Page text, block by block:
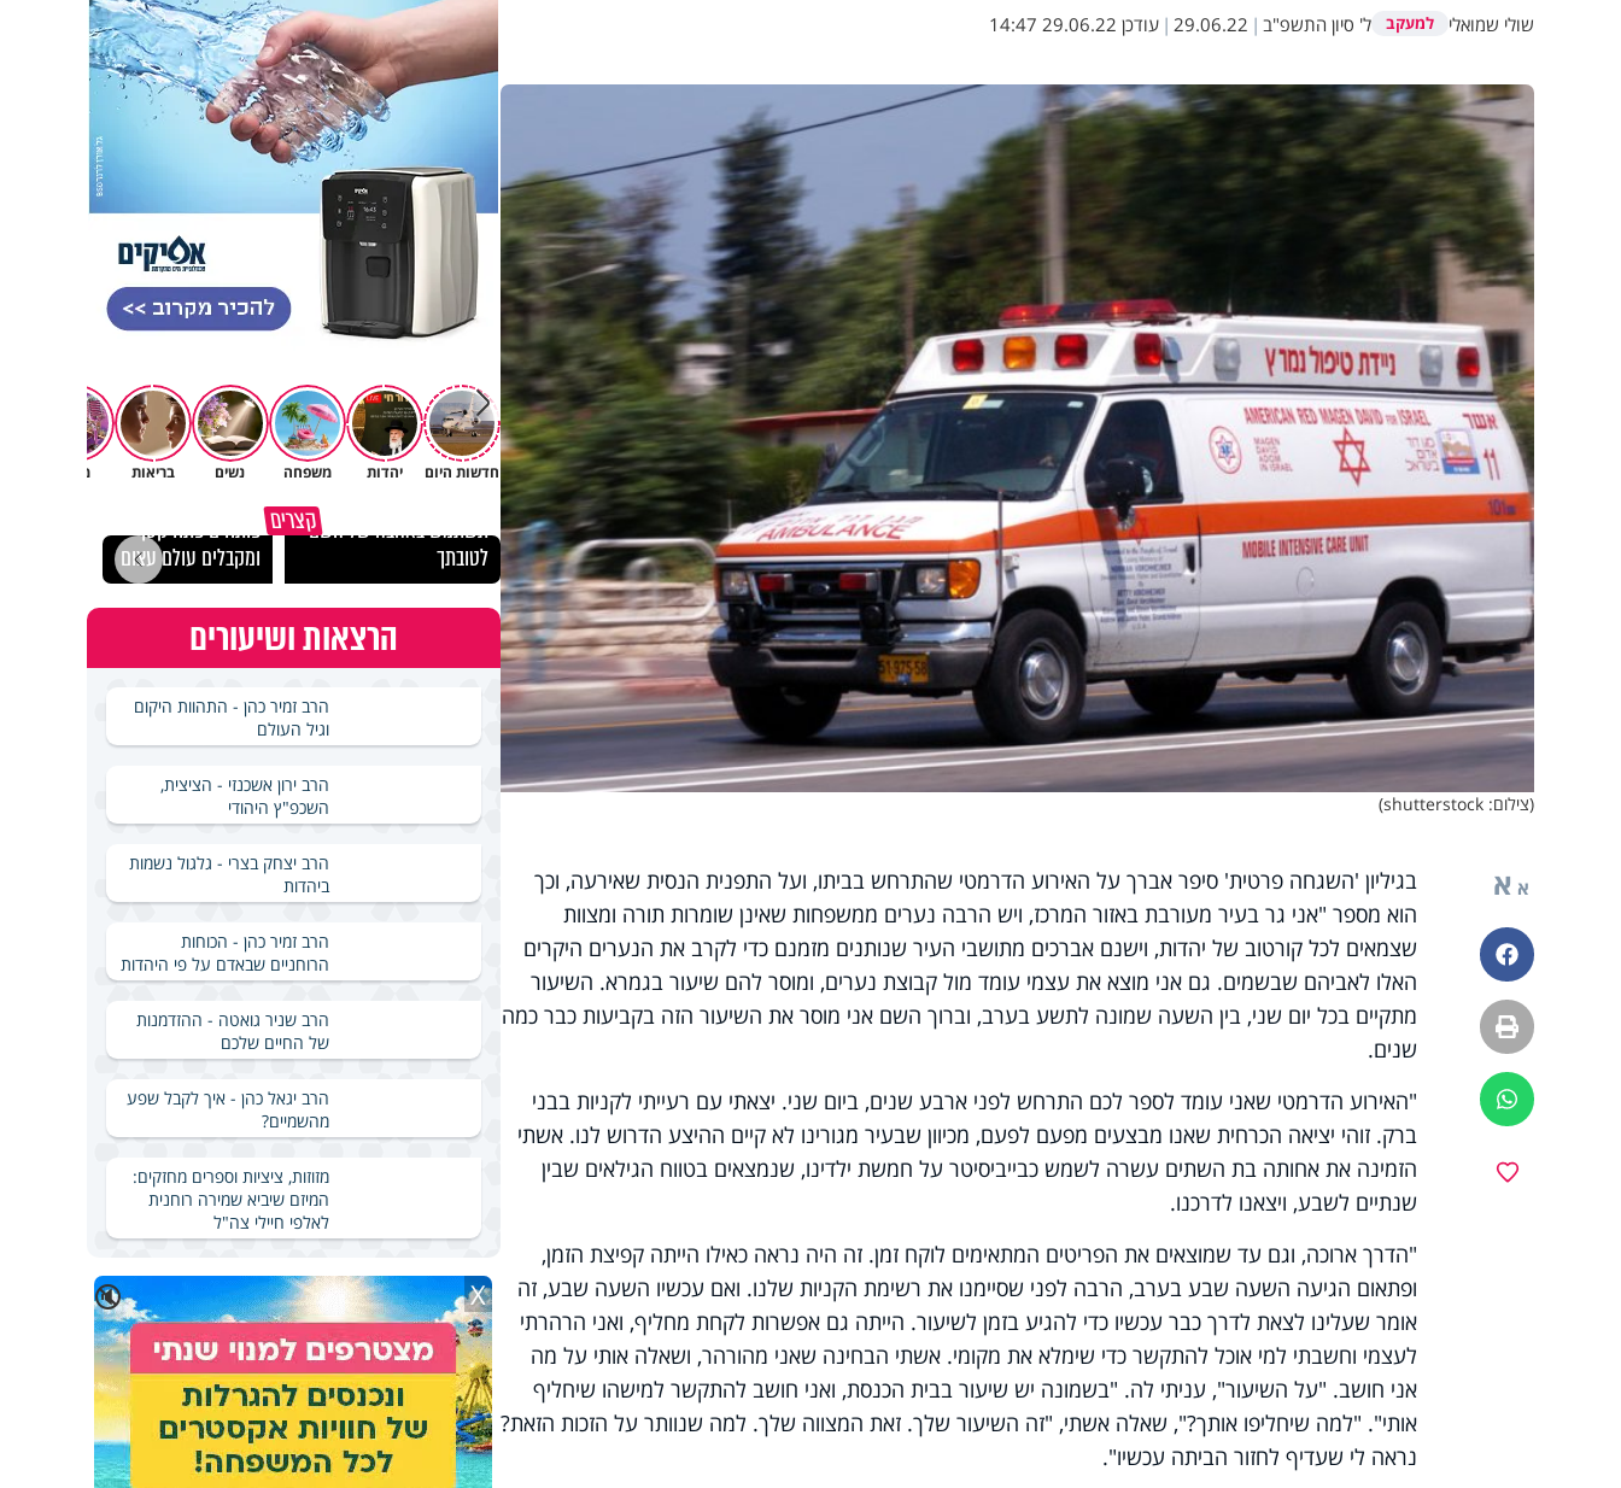
שולי שמואלי למעקב ל' סיון התשפ"ב |
29.06.22
| עודכן 29.06.22 14:47
(צילום: shutterstock)
א א
פייסבוק
הדפסה
ווטסאפ
בגיליון 'השגחה פרטית' סיפר אברך על האירוע הדרמטי שהתרחש בביתו, ועל התפנית הנסית שאירעה, וכך
הוא מספר "אני גר בעיר מעורבת באזור המרכז, ויש הרבה נערים ממשפחות שאינן שומרות תורה ומצוות
שצמאים לכל קורטוב של יהדות, וישנם אברכים מתושבי העיר שנותנים מזמנם כדי לקרב את הנערים היקרים
האלו לאביהם שבשמים. גם אני מוצא את עצמי עומד מול קבוצת נערים, ומוסר להם שיעור בגמרא. השיעור
מתקיים בכל יום שני, בין השעה שמונה לתשע בערב, וברוך השם אני מוסר את השיעור הזה בקביעות כבר כמה
שנים.
"האירוע הדרמטי שאני עומד לספר לכם התרחש לפני ארבע שנים, ביום שני. יצאתי עם רעייתי לקניות בבני
ברק. זוהי יציאה הכרחית שאנו מבצעים מפעם לפעם, מכיוון שבעיר מגורינו לא קיים ההיצע הדרוש לנו. אשתי
הזמינה את אחותה בת השתים עשרה לשמש כבייביסיטר על חמשת ילדינו, שנמצאים בטווח הגילאים שבין
שנתיים לשבע, ויצאנו לדרכנו.
"הדרך ארוכה, וגם עד שמוצאים את הפריטים המתאימים לוקח זמן. זה היה נראה כאילו הייתה קפיצת הזמן,
ופתאום הגיעה השעה שבע בערב, הרבה לפני שסיימנו את רשימת הקניות שלנו. ואם עכשיו השעה שבע, זה
אומר שעלינו לצאת לדרך כבר עכשיו כדי להגיע בזמן לשיעור. הייתה גם אפשרות לקחת מחליף, ואני הרהרתי
לעצמי וחשבתי למי אוכל להתקשר כדי שימלא את מקומי. אשתי הבחינה שאני מהורהר, ושאלה אותי על מה
אני חושב. "על השיעור", עניתי לה. "בשמונה יש שיעור בבית הכנסת, ואני חושב להתקשר למישהו שיחליף
אותי". "למה שיחליפו אותך?", שאלה אשתי, "זה השיעור שלך. זאת המצווה שלך. למה שנוותר על הזכות הזאת?
נראה לי שעדיף לחזור הביתה עכשיו".
חדשות היום יהדות משפחה נשים בריאות מגזין
קצריםתשתמש באהבה של השם
לטובתך
פותחים פתח קטן -
ומקבלים עולם עצום
הרצאות ושיעורים
הרב זמיר כהן - התהוות היקום
וגיל העולם
הרב ירון אשכנזי - הציצית,
השכפ"ץ היהודי
הרב יצחק בצרי - גלגול נשמות
ביהדות
הרב זמיר כהן - הכוחות
הרוחניים שבאדם על פי היהדות
הרב שניר גואטה - ההזדמנות
של החיים שלכם
הרב יגאל כהן - איך לקבל שפע
מהשמיים?
מזוזות, ציציות וספרים מחזקים:
המיזם שיביא שמירה רוחנית
לאלפי חיילי צה"ל
🔇 X